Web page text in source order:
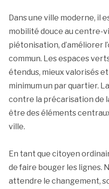
Dans une ville moderne, il
mobilité douce au centre-
piétonisation, d’améliorer
commun. Les espaces
étendus, mieux valorisés
minimum un par quartier.
contre la précarisation de
être des éléments
ville.
En tant que citoyen
de faire bouger les lignes.
attendre le changement,